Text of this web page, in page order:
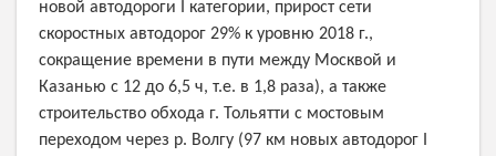
новой автодороги I категории, прирост сети
скоростных автодорог 29% к уровню 2018 г.,
сокращение времени в пути между Москвой и
Казанью с 12 до 6,5 ч, т.е. в 1,8 раза), а также
строительство обхода г. Тольятти с мостовым
переходом через р. Волгу (97 км новых автодорог I